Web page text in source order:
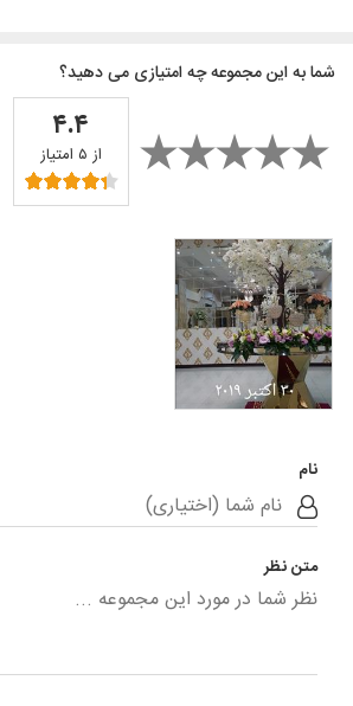
شما به این مجموعه چه امتیازی می دهید؟
۴.۴
از ۵ امتیاز
تالار پدیده پارسیان
تهران
نام
متن نظر